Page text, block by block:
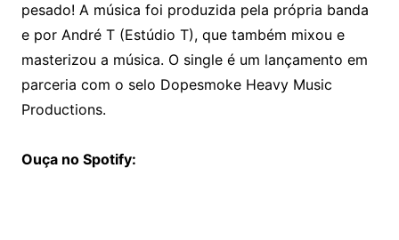
pesado! A música foi produzida pela própria banda
e por André T (Estúdio T), que também mixou e
masterizou a música. O single é um lançamento em
parceria com o selo Dopesmoke Heavy Music
Productions.
Ouça no Spotify: